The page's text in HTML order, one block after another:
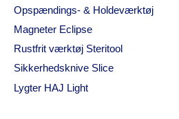
Opspændings- & Holdeværktøj
Magneter Eclipse
Rustfrit værktøj Steritool
Sikkerhedsknive Slice
Lygter HAJ Light